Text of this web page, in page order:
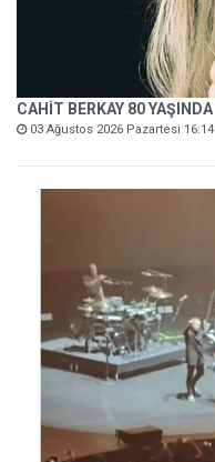
CAHİT BERKAY 80 YAŞINDA
03 Ağustos 2026 Pazartesi 16:14